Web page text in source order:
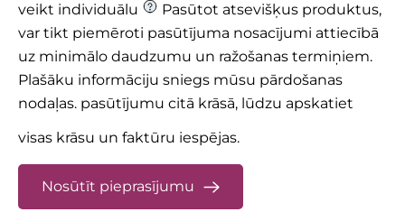
veikt individuālu
Pasūtot atsevišķus produktus,
var tikt piemēroti pasūtījuma nosacījumi attiecībā
uz minimālo daudzumu un ražošanas termiņiem.
Plašāku informāciju sniegs mūsu pārdošanas
nodaļas. pasūtījumu citā krāsā, lūdzu apskatiet
visas krāsu un faktūru iespējas.
Nosūtīt pieprasījumu